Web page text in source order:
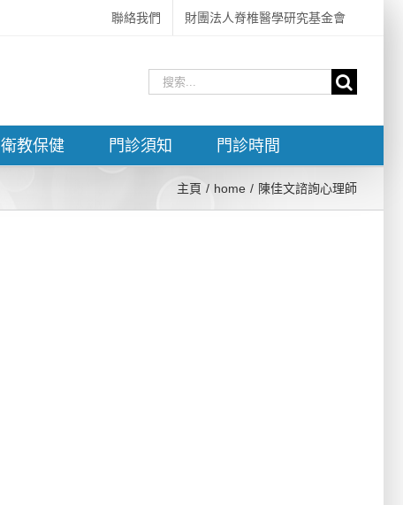
聯絡我們 財團法人脊椎醫學研究基金會
搜
結
果：
衛教保健 門診須知 門診時間
主頁 home 陳佳文諮詢心理師